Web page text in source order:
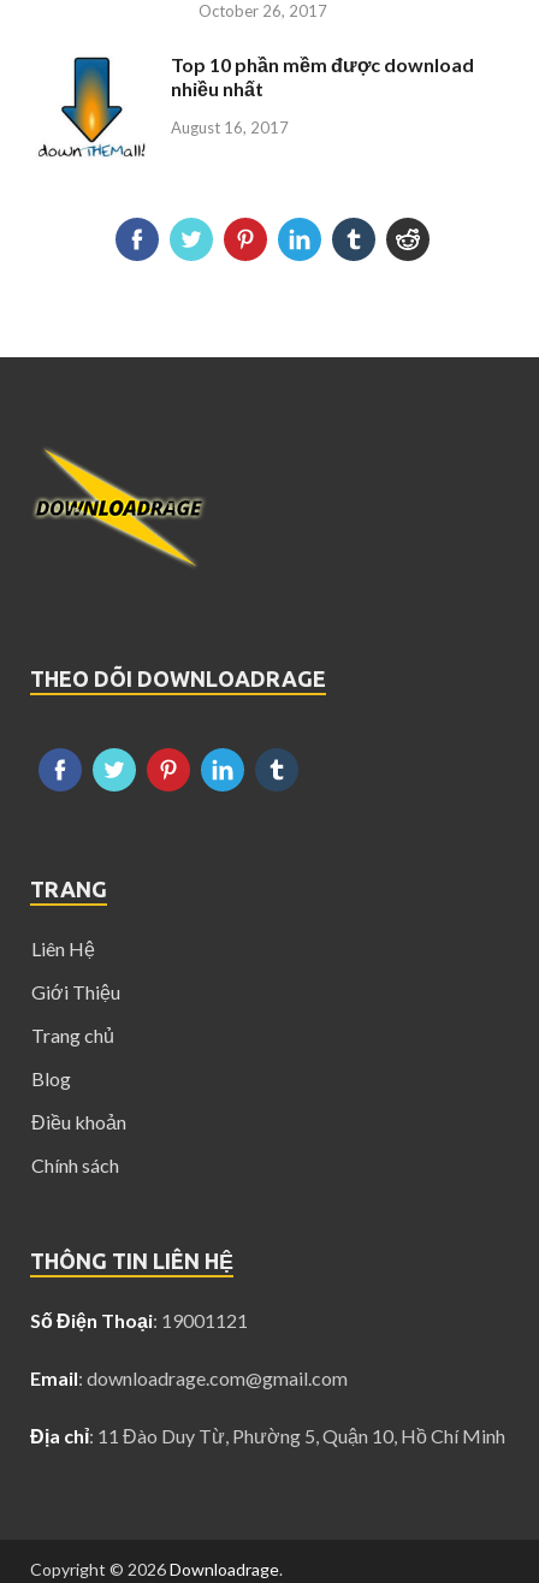
October 26, 2017
Top 10 phần mềm được download
nhiều nhất
August 16, 2017
THEO DÕI DOWNLOADRAGE
TRANG
Liên Hệ
Giới Thiệu
Trang chủ
Blog
Điều khoản
Chính sách
THÔNG TIN LIÊN HỆ
Số Điện Thoại: 19001121
Email: downloadrage.com@gmail.com
Địa chỉ: 11 Đào Duy Từ, Phường 5, Quận 10, Hồ Chí Minh
Copyright © 2026Downloadrage.